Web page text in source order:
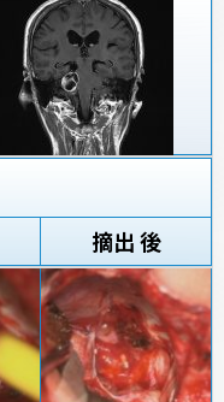
摘出 後